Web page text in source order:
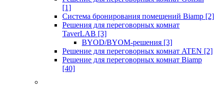
[1]
Система бронирования помещений Biamp [2]
Решения для переговорных комнат
TaverLAB [3]
BYOD/BYOM-решения [3]
Решение для переговорных комнат ATEN [2]
Решение для переговорных комнат Biamp
[40]